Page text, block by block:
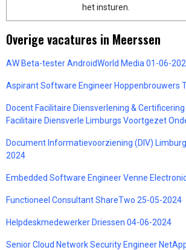
het insturen.
Overige vacatures in Meerssen
AW Beta-tester AndroidWorld Media 01-06-
Aspirant Software Engineer Hoppenbrouwers
Docent Facilitaire Diensverlening &
Facilitaire Diensverle Limburgs Voortgezet
Document Informatievoorziening (DIV)
2024
Embedded Software Engineer Venne
Functioneel Consultant ShareTwo 25-05-2024
Helpdeskmedewerker Driessen 04-06-2024
Senior Cloud Network Security Engineer